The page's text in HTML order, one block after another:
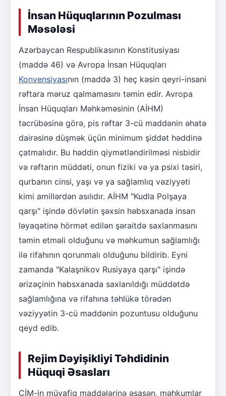
İnsan Hüquqlarının Pozulması
Məsələsi
Azərbaycan Respublikasının Konstitusiyası
(maddə 46) və Avropa İnsan Hüquqları
Konvensiyasının (maddə 3) heç kəsin qeyri-insani
rəftara məruz qalmamasını təmin edir. Avropa
İnsan Hüquqları Məhkəməsinin (AİHM)
təcrübəsinə görə, pis rəftar 3-cü maddənin əhatə
dairəsinə düşmək üçün minimum şiddət həddinə
çatmalıdır. Bu həddin qiymətləndirilməsi nisbidir
və rəftarın müddəti, onun fiziki və ya psixi təsiri,
qurbanın cinsi, yaşı və ya sağlamlıq vəziyyəti
kimi amillərdən asılıdır. AİHM "Kudla Polşaya
qarşı" işində dövlətin şəxsin həbsxanada insan
ləyaqətinə hörmət edilən şəraitdə saxlanmasını
təmin etməli olduğunu və məhkumun sağlamlığı
ilə rifahının qorunmalı olduğunu bildirib. Eyni
zamanda "Kalaşnikov Rusiyaya qarşı" işində
ərizəçinin həbsxanada saxlanıldığı müddətdə
sağlamlığına və rifahına təhlükə törədən
vəziyyətin 3-cü maddənin pozuntusu olduğunu
qeyd edib.
Rejim Dəyişikliyi Təhdidinin
Hüquqi Əsasları
CİM-in müvafiq maddələrinə əsasən, məhkumlar